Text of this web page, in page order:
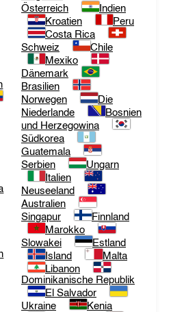
Österreich
Indien
Kroatien
Peru
Costa Rica
Schweiz
Chile
Mexiko
Dänemark
Brasilien
Norwegen
Die
Niederlande
Bosnien
und Herzegowina
Südkorea
Guatemala
Serbien
Ungarn
Italien
Neuseeland
Australien
Singapur
Finnland
Marokko
Slowakei
Estland
Island
Malta
Libanon
Dominikanische Republik
El Salvador
Ukraine
Kenia